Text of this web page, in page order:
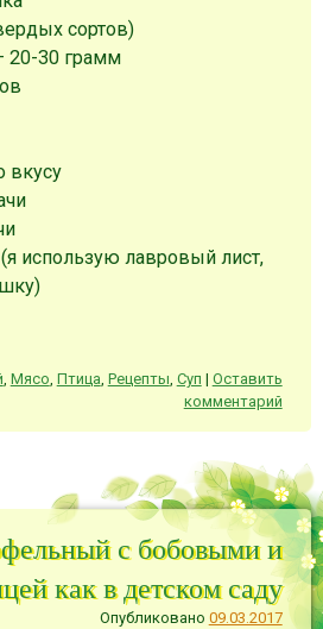
сортов)
20-30 грамм
вкусу
(я использую лавровый лист,
Мясо Птица Рецепты Суп | Оставить
комментарий
с бобовыми и
как в детском саду
Опубликовано 09.03.2017